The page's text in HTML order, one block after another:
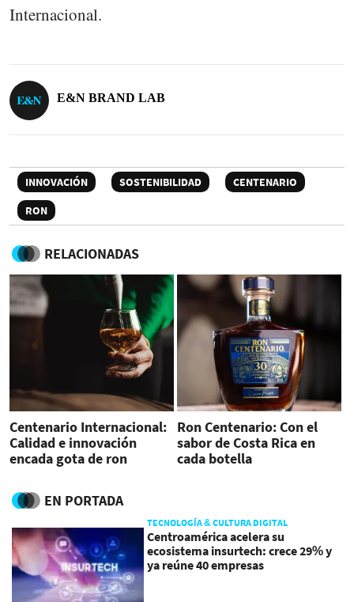
Internacional.
E&N BRAND LAB
INNOVACIÓN SOSTENIBILIDAD
CENTENARIO
RON
RELACIONADAS
Centenario Internacional:
Calidad e innovación
encada gota de ron
Ron Centenario: Con el
sabor de Costa Rica en
cada botella
EN PORTADA
TECNOLOGÍA & CULTURA DIGITAL
Centroamérica acelera su
ecosistema insurtech: crece 29% y
ya reúne 40 empresas